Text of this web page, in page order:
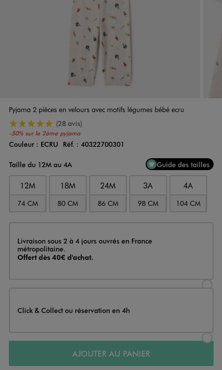
Pyjama 2 pièces en velours avec motifs légumes bébé ecru
-50% sur le 2ème pyjama
5/5 de moyenne(28 avis)
Couleur
Couleur : ECRU Réf. : 40322700301
Taille du 12M au 4A
Guide des tailles
12M
74 CM
18M
80 CM
24M
86 CM
3A
98 CM
4A
104 CM
Livraison
Livraison sous 2 à 4 jours ouvrés en France
métropolitaine.
Offert dès 40€ d'achat.
Click & Collect ou réservation en 4h
AJOUTER AU PANIER